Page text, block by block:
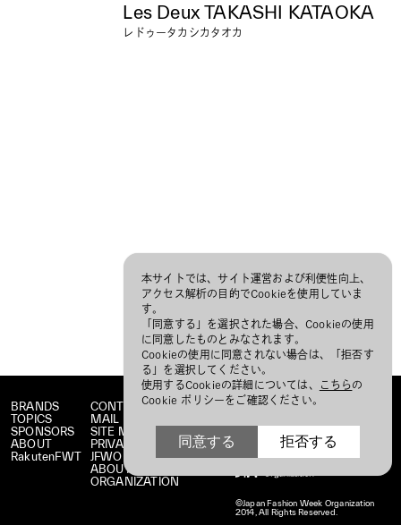
Les Deux TAKASHI KATAOKA
レドゥータカシカタオカ
BRANDS
TOPICS
SPONSORS
ABOUT
RakutenFWT
CONTACT
MAIL MAGAZINE
SITE MAP
PRIVACY POLICY
JFWO LINK
ABOUT JFW
ORGANIZATION
©Japan Fashion Week Organization
2014, All Rights Reserved.
本サイトでは、サイト運営および利便性向上、
アクセス解析の目的でCookieを使用していま
す。
「同意する」を選択された場合、Cookieの使用
に同意したものとみなされます。
Cookieの使用に同意されない場合は、「拒否す
る」を選択してください。
使用するCookieの詳細については、
こちらの
Cookie ポリシーをご確認ください。
同意する 拒否する